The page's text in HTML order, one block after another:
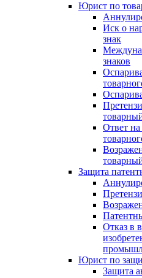
Юрист по
Иск о
знак
знаков
Ответ на
Защита
Отказ в
Юрист по
Защита